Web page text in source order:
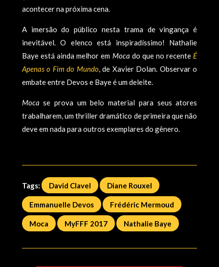
acontecer na próxima cena.
A imersão do público nesta trama de vingança é
inevitável. O elenco está inspiradíssimo! Nathalie
Baye está ainda melhor em Moca do que no recente É
Apenas o Fim do Mundo, de Xavier Dolan. Observar o
embate entre Devos e Baye é um deleite.
Moca se prova um belo material para seus atores
trabalharem, um thriller dramático de primeira que não
deve em nada para outros exemplares do gênero.
Tags: David Clavel Diane Rouxel
Emmanuelle Devos Frédéric Mermoud
Moca MyFFF 2017 Nathalie Baye